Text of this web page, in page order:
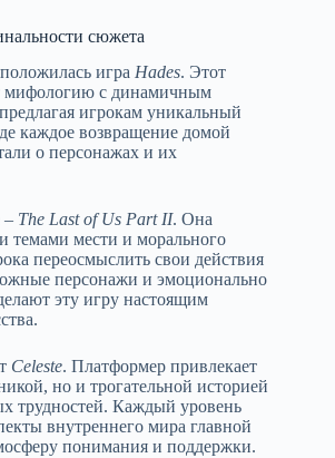
сюжета
игра Hades. Этот
мифологию с динамичным
игрокам уникальный
каждое возвращение домой
о персонажах и их
– The Last of Us Part II. Она
темами мести и морального
переосмыслить свои действия
персонажи и эмоционально
эту игру настоящим
Celeste. Платформер привлекает
но и трогательной историей
трудностей. Каждый уровень
внутреннего мира главной
понимания и поддержки.